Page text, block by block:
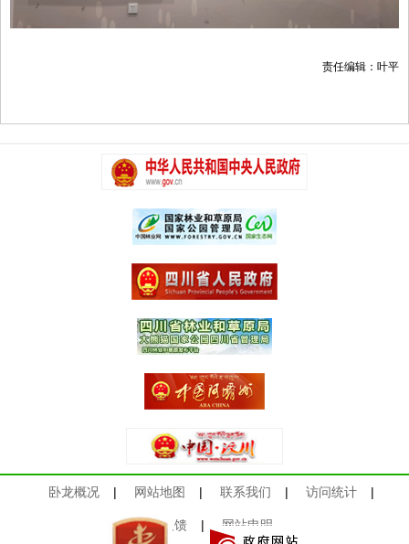
责任编辑：叶平
卧龙概况 | 网站地图 | 联系我们 | 访问统计 |
意见反馈 | 网站申明